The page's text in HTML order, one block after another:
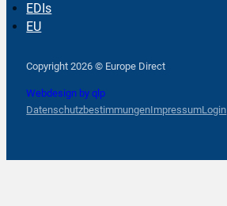
EDIs
EU
Copyright 2026 © Europe Direct
Webdesign by qlp
DatenschutzbestimmungenImpressumLogin